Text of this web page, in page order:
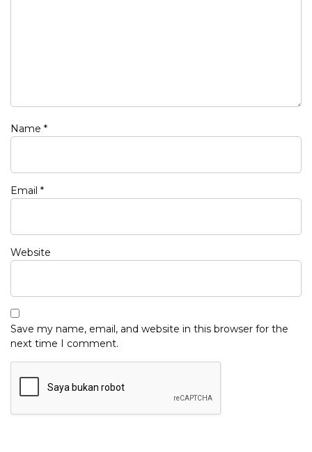
Name *
Email *
Website
Save my name, email, and website in this browser for the
next time I comment.